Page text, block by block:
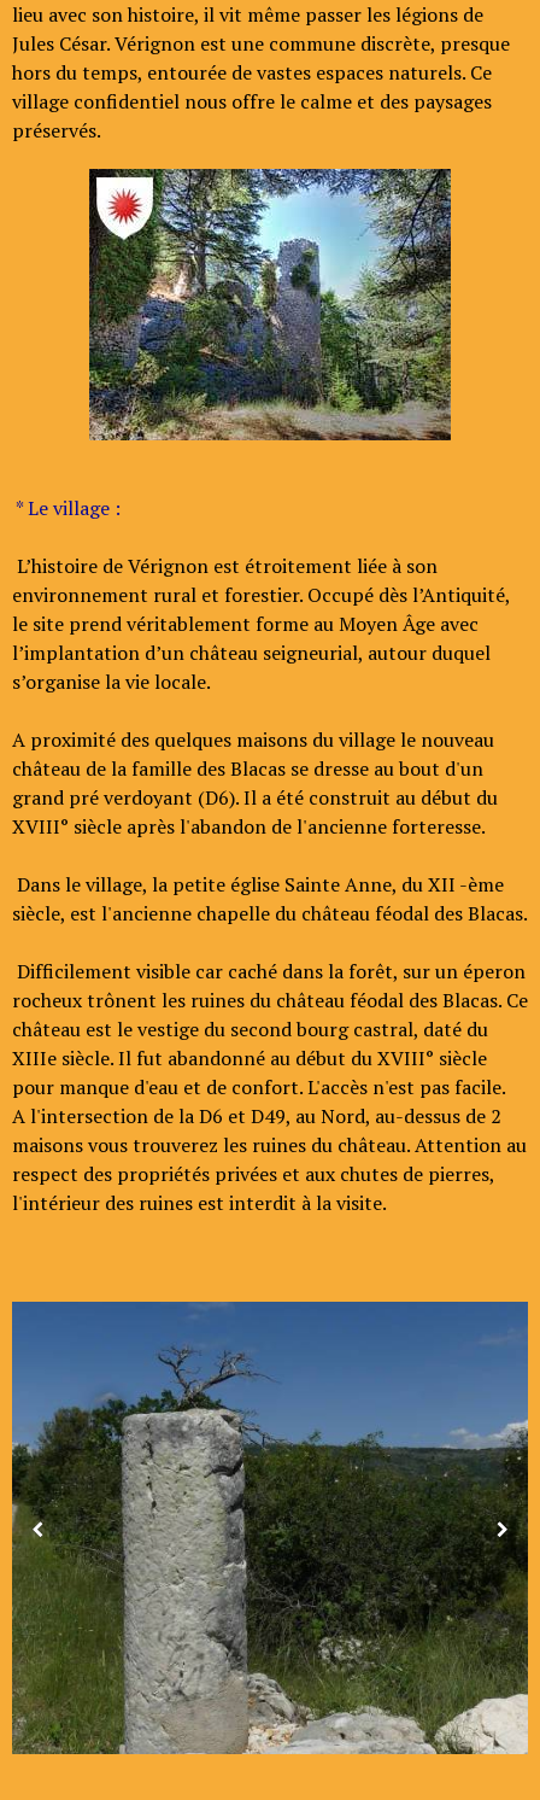
lieu avec son histoire, il vit même passer les légions de
Jules César. Vérignon est une commune discrète, presque
hors du temps, entourée de vastes espaces naturels. Ce
village confidentiel nous offre le calme et des paysages
préservés.
* Le village :
L’histoire de Vérignon est étroitement liée à son
environnement rural et forestier. Occupé dès l’Antiquité,
le site prend véritablement forme au Moyen Âge avec
l’implantation d’un château seigneurial, autour duquel
s’organise la vie locale.
A proximité des quelques maisons du village le nouveau
château de la famille des Blacas se dresse au bout d'un
grand pré verdoyant (D6). Il a été construit au début du
XVIII° siècle après l'abandon de l'ancienne forteresse.
Dans le village, la petite église Sainte Anne, du XII -ème
siècle, est l'ancienne chapelle du château féodal des Blacas.
Difficilement visible car caché dans la forêt, sur un éperon
rocheux trônent les ruines du château féodal des Blacas. Ce
château est le vestige du second bourg castral, daté du
XIIIe siècle. Il fut abandonné au début du XVIII° siècle
pour manque d'eau et de confort. L'accès n'est pas facile.
A l'intersection de la D6 et D49, au Nord, au-dessus de 2
maisons vous trouverez les ruines du château. Attention au
respect des propriétés privées et aux chutes de pierres,
l'intérieur des ruines est interdit à la visite.